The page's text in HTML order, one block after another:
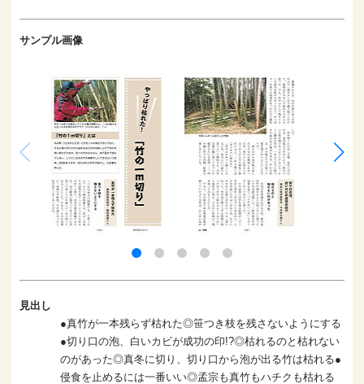
サンプル画像
見出し
●真竹が一本残らず枯れた◎笹つき枝を残さないようにする
●切り口の泡、白いカビが成功の印!?◎枯れるのと枯れない
のがあった◎真冬に切り、切り口から泡が出る竹は枯れる●
侵食を止めるには一番いい◎孟宗も真竹もハチクも枯れる